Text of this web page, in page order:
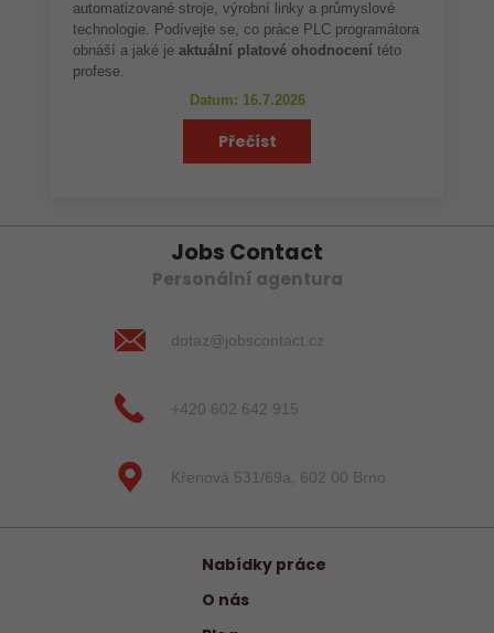
automatizované stroje, výrobní linky a průmyslové
technologie. Podívejte se, co práce PLC programátora
obnáší a jaké je aktuální platové ohodnocení této
profese.
Datum: 16.7.2026
Přečíst
Jobs Contact
Personální agentura
dotaz@jobscontact.cz
+420 602 642 915
Křenová 531/69a, 602 00 Brno
Nabídky práce
O nás